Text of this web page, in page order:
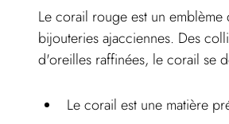
Le corail rouge est un
bijouteries ajacciennes. Des
d'oreilles raffinées, le corail se
Le corail est une matière